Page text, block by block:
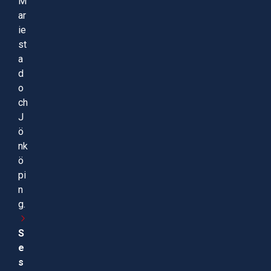
ar
ie
st
a
d
o
ch
J
ö
nk
ö
pi
n
g.
S
e
s